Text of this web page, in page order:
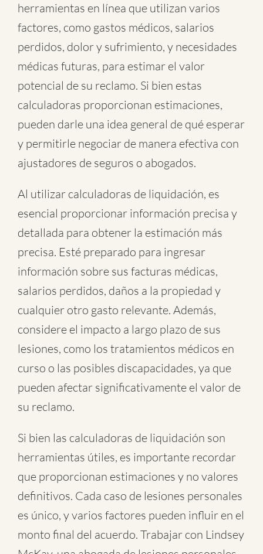
herramientas en línea que utilizan varios
factores, como gastos médicos, salarios
perdidos, dolor y sufrimiento, y necesidades
médicas futuras, para estimar el valor
potencial de su reclamo. Si bien estas
calculadoras proporcionan estimaciones,
pueden darle una idea general de qué esperar
y permitirle negociar de manera efectiva con
ajustadores de seguros o abogados.
Al utilizar calculadoras de liquidación, es
esencial proporcionar información precisa y
detallada para obtener la estimación más
precisa. Esté preparado para ingresar
información sobre sus facturas médicas,
salarios perdidos, daños a la propiedad y
cualquier otro gasto relevante. Además,
considere el impacto a largo plazo de sus
lesiones, como los tratamientos médicos en
curso o las posibles discapacidades, ya que
pueden afectar significativamente el valor de
su reclamo.
Si bien las calculadoras de liquidación son
herramientas útiles, es importante recordar
que proporcionan estimaciones y no valores
definitivos. Cada caso de lesiones personales
es único, y varios factores pueden influir en el
monto final del acuerdo. Trabajar con Lindsey